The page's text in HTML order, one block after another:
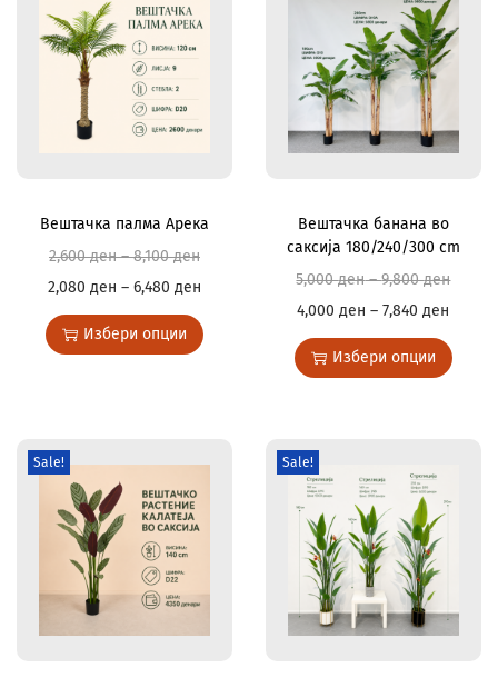
Вештачка палма Арека
2,600ден–8,100ден
2,080 ден – 6,480 ден
Избери опции
Вештачка банана во
саксија 180/240/300 cm
5,000ден–9,800ден
4,000ден –7,840ден
Избери опции
Sale! Sale!